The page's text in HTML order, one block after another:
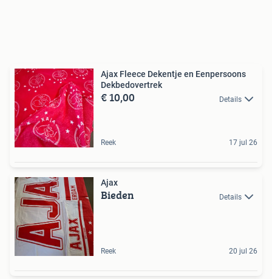
Ajax Fleece Dekentje en Eenpersoons
Dekbedovertrek
€ 10,00 Details
Reek 17 jul 26
Ajax
Bieden Details
Reek 20 jul 26